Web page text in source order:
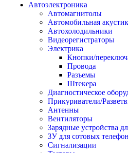
Автоэлектроника
Автомагнитолы
Автомобильная
Автохолодильники
Видеорегистраторы
Электрика
Кнопки/
Провода
Разъемы
Штекера
Диагностическое
Прикуриватели/
Антенны
Вентиляторы
Зарядные устройства
ЗУ для сотовых
Сигнализации